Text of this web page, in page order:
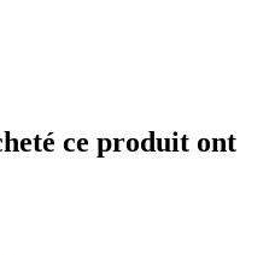
ce produit ont